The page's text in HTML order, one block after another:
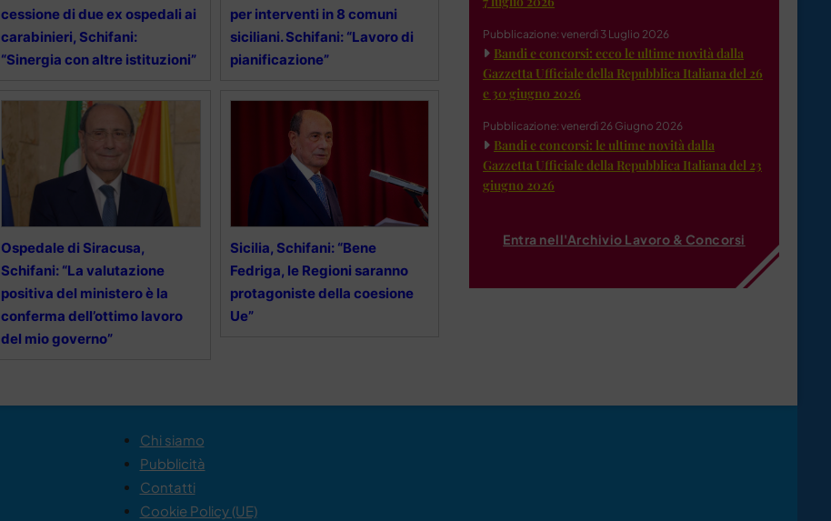
cessione di due ex ospedali ai
carabinieri, Schifani:
“Sinergia con altre istituzioni”
per interventi in 8 comuni
siciliani. Schifani: “Lavoro di
pianificazione”
Ospedale di Siracusa,
Schifani: “La valutazione
positiva del ministero è la
conferma dell’ottimo lavoro
del mio governo”
Sicilia, Schifani: “Bene
Fedriga, le Regioni saranno
protagoniste della coesione
Ue”
Pubblicazione: venerdì 3 Luglio 2026
Bandi e concorsi: ecco le ultime novità dalla
Gazzetta Ufficiale della Repubblica Italiana del 26
e 30 giugno 2026
Pubblicazione: venerdì 26 Giugno 2026
Bandi e concorsi: le ultime novità dalla
Gazzetta Ufficiale della Repubblica Italiana del 23
giugno 2026
Entra nell'Archivio Lavoro & Concorsi
Chi siamo
Pubblicità
Contatti
Cookie Policy (UE)